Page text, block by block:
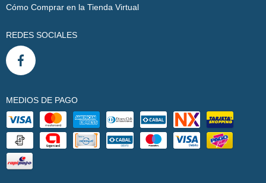
Cómo Comprar en la Tienda Virtual
REDES SOCIALES
MEDIOS DE PAGO